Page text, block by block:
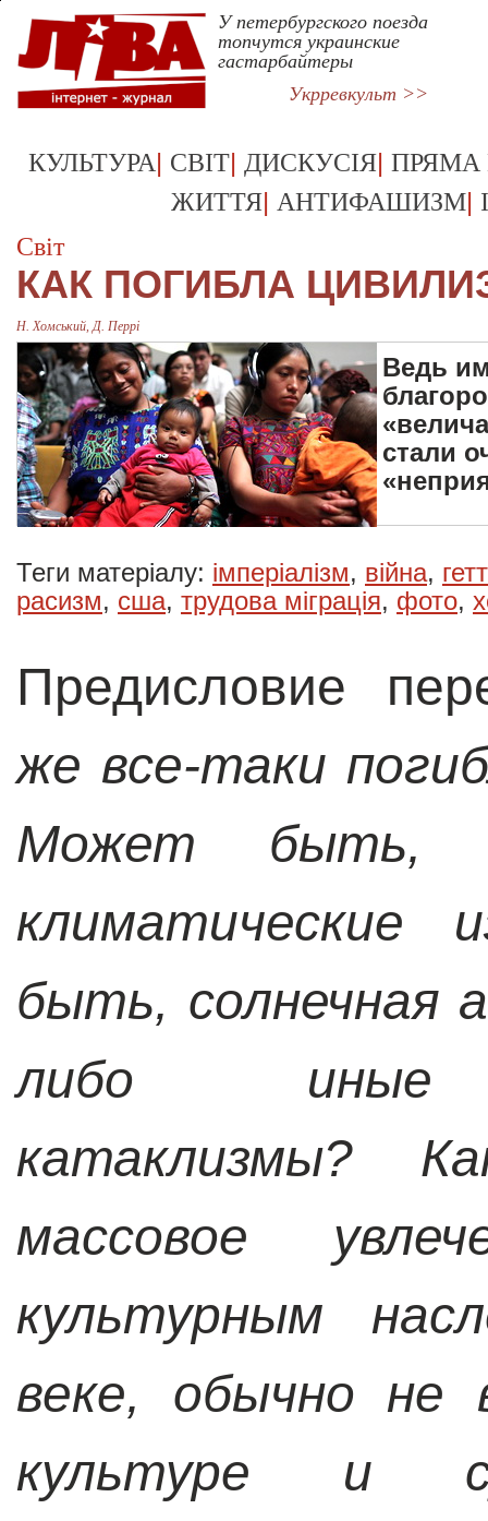
У петербургского поезда
топчутся украинские
Укрревкульт >>
КУЛЬТУРА| СВІТ| ДИСКУСІЯ| ПРЯМА
ЖИТТЯ| АНТИФАШИЗМ|
Світ
КАК ПОГИБЛА
Н. Хомський, Д. Перрі
Ведь
стали
Теги матеріалу: імперіалізм, війна,
расизм, сша, трудова міграція, фото,
Предисловие
же все-таки
Может быть,
климатические
быть, солнечная
либо иные
катаклизмы?
массовое
культурным
веке, обычно не
культуре и